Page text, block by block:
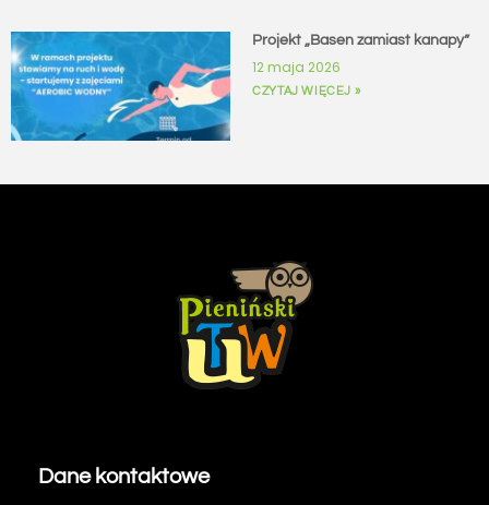
Projekt „Basen zamiast kanapy”
12 maja 2026
CZYTAJ WIĘCEJ »
Dane kontaktowe